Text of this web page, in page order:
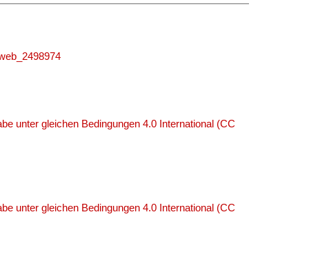
unter gleichen Bedingungen 4.0 International (CC
unter gleichen Bedingungen 4.0 International (CC